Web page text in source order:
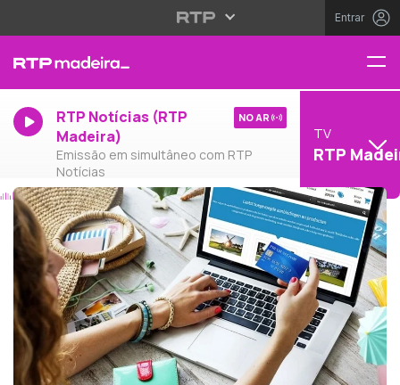
Entrar
RTP Notícias (RTP
Madeira)
Emissão em simultâneo com RTP
Notícias
NO AR
TV
RTP